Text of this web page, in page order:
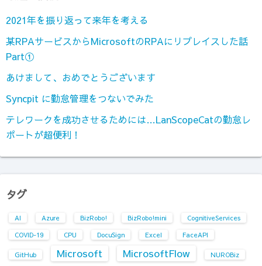
2021年を振り返って来年を考える
某RPAサービスからMicrosoftのRPAにリプレイスした話
Part①
あけまして、おめでとうございます
Syncpit に勤怠管理をつないでみた
テレワークを成功させるためには…LanScopeCatの勤怠レ
ポートが超便利！
タグ
AI Azure BizRobo! BizRobo!mini
CognitiveServices
COVID-19
CPU DocuSign Excel FaceAPI
GitHub Microsoft MicrosoftFlow NUROBiz